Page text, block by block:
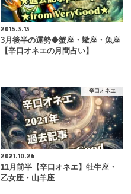
2015.3.13
3月後半の運勢◆蟹座・蠍座・魚座
【辛口オネエの月間占い】
辛口オネエ
2021.10.26
11月前半【辛口オネエ】牡牛座・
乙女座・山羊座